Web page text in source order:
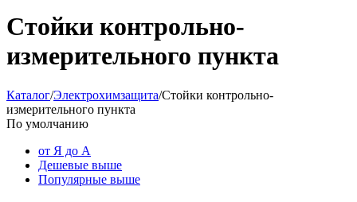
Стойки контрольно-
измерительного пункта
Каталог/Электрохимзащита/Стойки контрольно-
измерительного пункта
По умолчанию
от Я до А
Дешевые выше
Популярные выше